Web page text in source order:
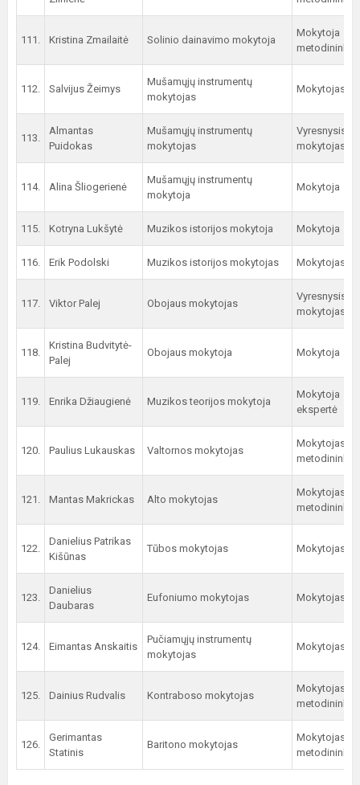
111. Kristina Zmailaitė Solinio dainavimo mokytoja
Mokytoja
metodininkė
112. Salvijus Žeimys
Mušamųjų instrumentų
mokytojas
Mokytojas
113.
Almantas
Puidokas
Mušamųjų instrumentų
mokytojas
Vyresnysis
mokytojas
114. Alina Šliogerienė
Mušamųjų instrumentų
mokytoja
Mokytoja
115. Kotryna Lukšytė Muzikos istorijos mokytoja Mokytoja
116. Erik Podolski Muzikos istorijos mokytojas Mokytojas
117. Viktor Palej Obojaus mokytojas
Vyresnysis
mokytojas
118.
Kristina Budvitytė-
Palej
Obojaus mokytoja Mokytoja
119. Enrika Džiaugienė Muzikos teorijos mokytoja
Mokytoja
ekspertė
120. Paulius Lukauskas Valtornos mokytojas
Mokytojas
metodininkas
121. Mantas Makrickas Alto mokytojas
Mokytojas
metodininkas
122.
Danielius Patrikas
Kišūnas
Tūbos mokytojas Mokytojas
123.
Danielius
Daubaras
Eufoniumo mokytojas Mokytojas
124. Eimantas Anskaitis
Pučiamųjų instrumentų
mokytojas
Mokytojas
125. Dainius Rudvalis Kontraboso mokytojas
Mokytojas
metodininkas
126.
Gerimantas
Statinis
Baritono mokytojas
Mokytojas
metodininkas